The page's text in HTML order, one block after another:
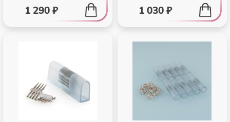
1 290 ₽ 1 030 ₽